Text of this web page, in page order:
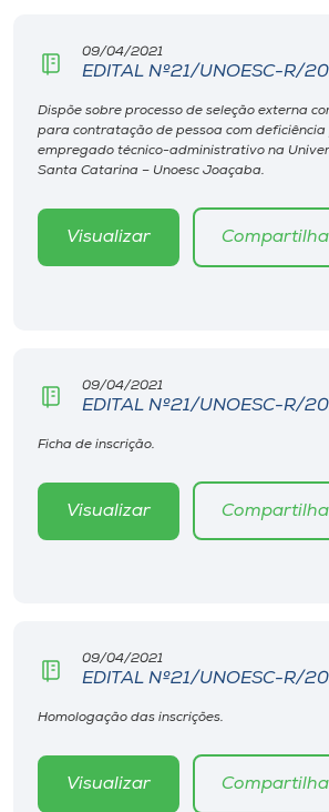
Editora
Rádio
Museu
o idioma
09/04/2021
EDITAL Nº21/UNOESC-R/
Dispõe sobre processo de seleção externa
para contratação de pessoa com
empregado técnico-administrativo na
Santa Catarina – Unoesc Joaçaba.
Visualizar
09/04/2021
EDITAL Nº21/UNOESC-R/
Ficha de inscrição.
Visualizar
09/04/2021
EDITAL Nº21/UNOESC-R/
Homologação das inscrições.
Visualizar